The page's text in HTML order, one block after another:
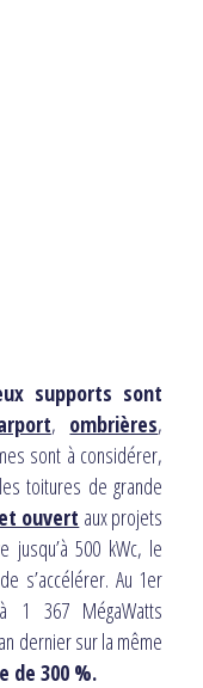
supports sont
, ombrières,
sont à considérer,
toitures de grande
ouvert aux projets
jusqu’à 500 kWc, le
s’accélérer. Au 1er
1 367 MégaWatts
dernier sur la même
de 300 %.